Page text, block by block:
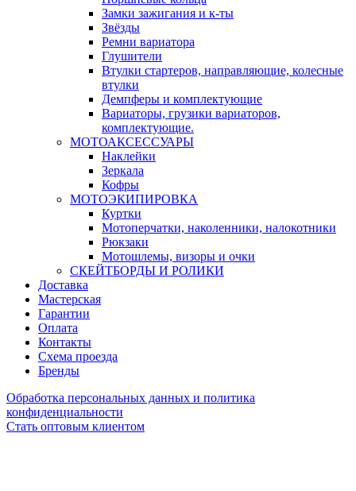
Замки зажигания и к-ты
Звёзды
Ремни вариатора
Глушители
Втулки стартеров, направляющие, колесные
втулки
Демпферы и комплектующие
Вариаторы, грузики вариаторов,
комплектующие.
МОТОАКСЕССУАРЫ
Наклейки
Зеркала
Кофры
МОТОЭКИПИРОВКА
Куртки
Мотоперчатки, наколенники, налокотники
Рюкзаки
Мотошлемы, визоры и очки
СКЕЙТБОРДЫ И РОЛИКИ
Доставка
Мастерская
Гарантии
Оплата
Контакты
Схема проезда
Бренды
Обработка персональных данных и политика
конфиденциальности
Стать оптовым клиентом